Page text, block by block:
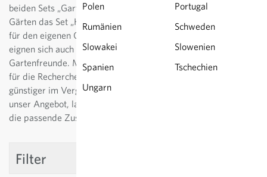
Polen
Portugal
Rumänien
Schweden
Slowakei
Slowenien
Spanien
Tschechien
Ungarn
beiden Sets „Gartenjahr“ oder „100m2-Garten“. Für kleinere
Gärten das Set „Hochbeet“ oder Bunt und Gesund“. Nicht nur
für den eigenen Garten sind die Sets eine Bereicherung. Sie
eignen sich auch wunderbar als Geschenk für Ihre
Gartenfreunde. Mit unseren Saatgut-Sets sparen Sie sich Zeit
für die Recherche und bares Geld: die Sets sind 10-15 %
günstiger im Vergleich zum Einzelkauf. Stöbern Sie durch
unser Angebot, lassen Sie sich inspirieren – es ist bestimmt
die passende Zusammenstellung für Ihren Garten dabei.
Filter